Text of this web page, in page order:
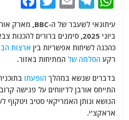
at
s
A
p
p
e
g
ra
m
m
ai
l
itt
er
c
e
b
o
o
k
ביוני 2025, סימנים ברורים
כהכנה לשיחות אפשריות בין ארצות
רקע הסלמה של המתיחות באזור.
בדברים שנשא במהלך הופעתו
התייחס אורבן לדיווחים על פגישה
הנושא ונותן האמריקאי סטיב ויטקוף
אראקצ'י.